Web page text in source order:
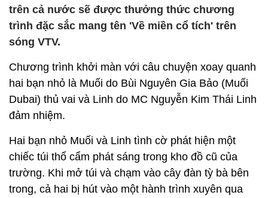
trên cả nước sẽ được thưởng thức chương
trình đặc sắc mang tên 'Về miền cổ tích' trên
sóng VTV.
Chương trình khởi màn với câu chuyện xoay quanh
hai bạn nhỏ là Muối do Bùi Nguyên Gia Bảo (Muối
Dubai) thủ vai và Linh do MC Nguyễn Kim Thái Linh
đảm nhiệm.
Hai bạn nhỏ Muối và Linh tình cờ phát hiện một
chiếc túi thổ cẩm phát sáng trong kho đồ cũ của
trường. Khi mở túi và chạm vào cây đàn tỳ bà bên
trong, cả hai bị hút vào một hành trình xuyên qua